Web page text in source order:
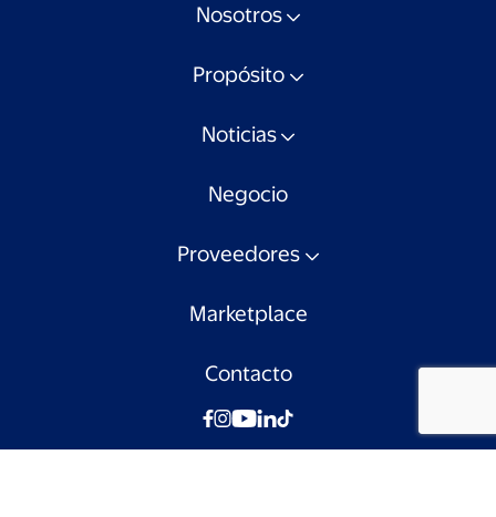
Nosotros
Propósito
Noticias
Negocio
Proveedores
Marketplace
Contacto